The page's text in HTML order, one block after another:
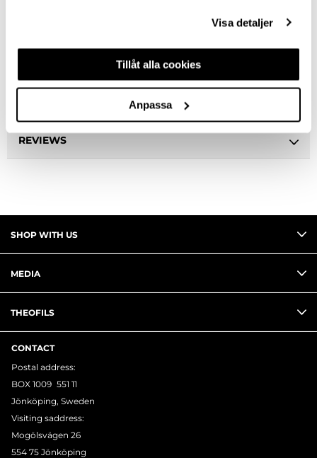
Visa detaljer
Tillåt alla cookies
Anpassa
ASK ABOUT PRODUCT
REVIEWS
SHOP WITH US
MEDIA
THEOFILS
CONTACT
Postal address:
BOX 1009 551 11
Jönköping, Sweden
Visiting saddress:
Mogölsvägen 26
554 75 Jönköping